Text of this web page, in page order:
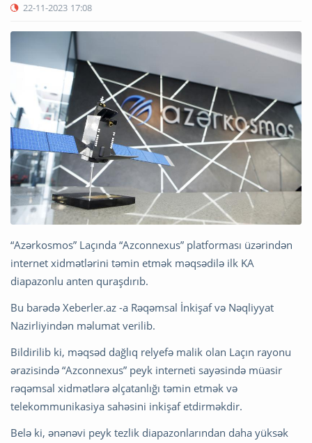
22-11-2023 17:08
“Azərkosmos” Laçında “Azconnexus” platforması üzərindən
internet xidmətlərini təmin etmək məqsədilə ilk KA
diapazonlu anten quraşdırıb.
Bu barədə Xeberler.az -a Rəqəmsal İnkişaf və Nəqliyyat
Nazirliyindən məlumat verilib.
Bildirilib ki, məqsəd dağlıq relyefə malik olan Laçın rayonu
ərazisində “Azconnexus” peyk interneti sayəsində müasir
rəqəmsal xidmətlərə əlçatanlığı təmin etmək və
telekommunikasiya sahəsini inkişaf etdirməkdir.
Belə ki, ənənəvi peyk tezlik diapazonlarından daha yüksək